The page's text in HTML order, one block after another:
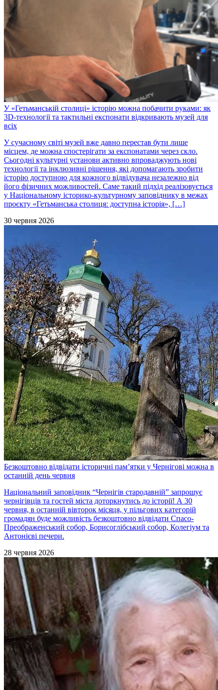
У «Гетьманській столиці» історію можна побачити руками: як
3D-технології та тактильні експонати відкривають музей для
всіх
У сучасному світі музей вже давно перестав бути лише
місцем, де можна спостерігати за експонатами через скло.
Сьогодні культурні установи активно впроваджують нові
технології та інклюзивні рішення, які допомагають зробити
історію доступною для кожного відвідувача незалежно від
його фізичних можливостей. Саме такий підхід реалізовується
у Національному історико-культурному заповіднику в межах
проєкту «Гетьманська столиця: доступна історія», […]
30 червня 2026
Безкоштовно відвідати історичні пам’ятки у Чернігові можна в
останній день червня
Національний заповідник “Чернігів стародавній” запрошує
чернігівців та гостей міста доторкнутись до історії! А 30
червня, в останній вівторок місяця, у пільгових категорій
громадян буде можливість безкоштовно відвідати Спасо-
Преображенський собор, Борисоглібський собор, Колегіум та
Антонієві печери.
28 червня 2026